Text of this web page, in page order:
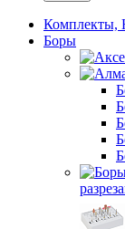
Комплекты,
Боры